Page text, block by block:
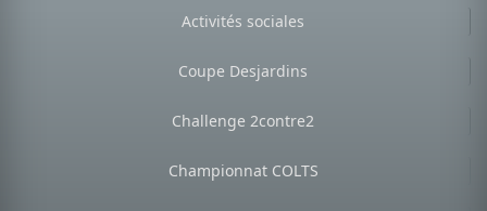
Activités sociales
Coupe Desjardins
Challenge 2contre2
Championnat COLTS